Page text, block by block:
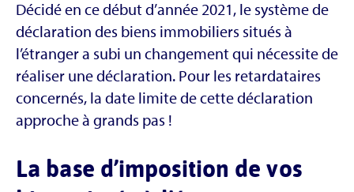
Décidé en ce début d’année 2021, le système de
déclaration des biens immobiliers situés à
l’étranger a subi un changement qui nécessite de
réaliser une déclaration. Pour les retardataires
concernés, la date limite de cette déclaration
approche à grands pas !
La base d’imposition de vos